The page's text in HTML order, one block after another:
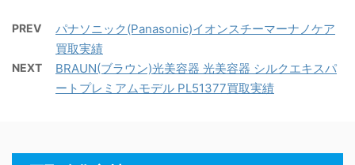
PREV
パナソニック(Panasonic)イオンスチーマーナノケア
買取実績
NEXT
BRAUN(ブラウン)光美容器 光美容器 シルクエキスパ
ートプレミアムモデル PL51377買取実績